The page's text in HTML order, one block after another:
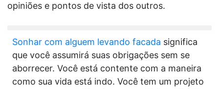
opiniões e pontos de vista dos outros.
Sonhar com alguem levando facada significa
que você assumirá suas obrigações sem se
aborrecer. Você está contente com a maneira
como sua vida está indo. Você tem um projeto